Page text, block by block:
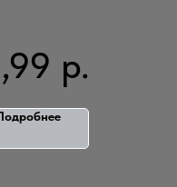
р.